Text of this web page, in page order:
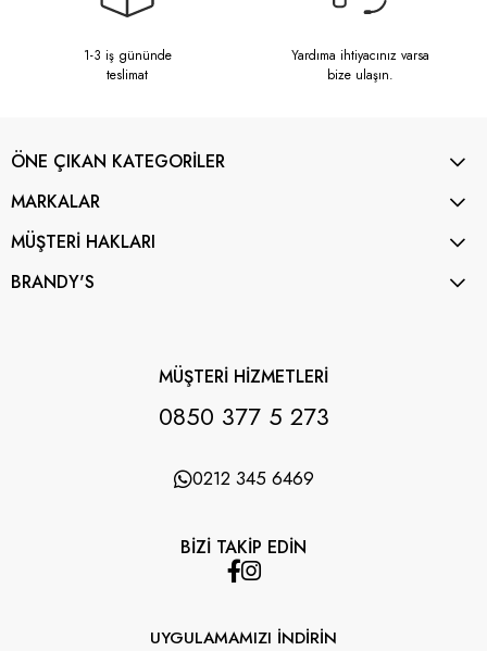
1-3 iş gününde
teslimat
Yardıma ihtiyacınız varsa
bize ulaşın.
ÖNE ÇIKAN KATEGORİLER
MARKALAR
MÜŞTERİ HAKLARI
BRANDY'S
MÜŞTERİ HİZMETLERİ
0850 377 5 273
0212 345 6469
BİZİ TAKİP EDİN
UYGULAMAMIZI İNDİRİN